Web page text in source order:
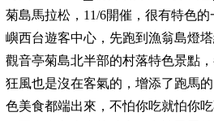
菊島馬拉松，11/6開催，很有特色
嶼西台遊客中心，先跑到漁翁島燈
觀音亭菊島北半部的村落特色景點
狂風也是沒在客氣的，增添了跑馬
色美食都端出來，不怕你吃就怕你